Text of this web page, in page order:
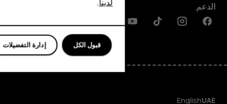
للأعمال
الدعم
Facebook
Instagram
Tiktok
Youtube
Linkedin
Discord
UAE
English
لدينا.
إدارة التفضيلات قبول الكل